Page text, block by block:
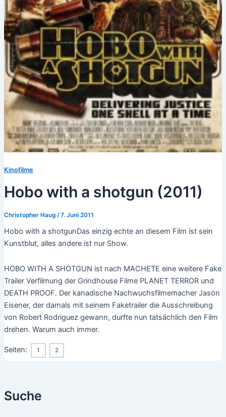
Suche
Kinofilme
Hobo with a shotgun (2011)
Christopher Haug /7. Juni 2011
Hobo with a shotgunDas einzig echte an diesem Film ist sein
Kunstblut, alles andere ist nur Show.
HOBO WITH A SHOTGUN ist nach MACHETE eine weitere Fake
Trailer Verfilmung der Grindhouse Filme PLANET TERROR und
DEATH PROOF. Der kanadische Nachwuchsfilmemacher Jason
Eisener, der damals mit seinem Faketrailer die Ausschreibung
von Robert Rodriguez gewann, durfte nun tatsächlich den Film
drehen. Warum auch immer.
Seiten: 1 2